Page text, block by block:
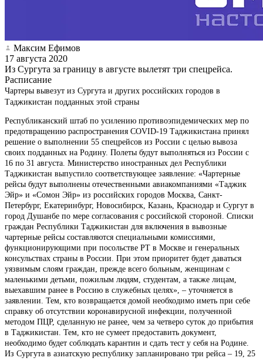
Максим Ефимов
17 августа 2020
Из Сургута за границу в августе вылетят три спецрейса.
Расписание
Чартеры вывезут из Сургута и других российских городов в
Таджикистан подданных этой страны
Республиканский штаб по усилению противоэпидемических мер по
предотвращению распространения COVID-19 Таджикистана принял
решение о выполнении 55 спецрейсов из России с целью вывоза
своих подданных на Родину. Полеты будут выполняться из России с
16 по 31 августа. Министерство иностранных дел Республики
Таджикистан выпустило соответствующее заявление: «Чартерные
рейсы будут выполнены отечественными авиакомпаниями «Таджик
Эйр» и «Сомон Эйр» из российских городов Москва, Санкт-
Петербург, Екатеринбург, Новосибирск, Казань, Краснодар и Сургут в
город Душанбе по мере согласования с российской стороной. Списки
граждан Республики Таджикистан для включения в вывозные
чартерные рейсы составляются специальными комиссиями,
функционирующими при посольстве РТ в Москве и генеральных
консульствах страны в России. При этом приоритет будет даваться
уязвимым слоям граждан, прежде всего больным, женщинам с
маленькими детьми, пожилым людям, студентам, а также лицам,
выехавшим ранее в Россию в служебных целях», – уточняется в
заявлении. Тем, кто возвращается домой необходимо иметь при себе
справку об отсутствии коронавирусной инфекции, полученной
методом ПЦР, сделанную не ранее, чем за четверо суток до прибытия
в Таджикистан. Тем, кто не сумеет предоставить документ,
необходимо будет соблюдать карантин и сдать тест у себя на Родине.
Из Сургута в азиатскую республику запланировано три рейса – 19, 25